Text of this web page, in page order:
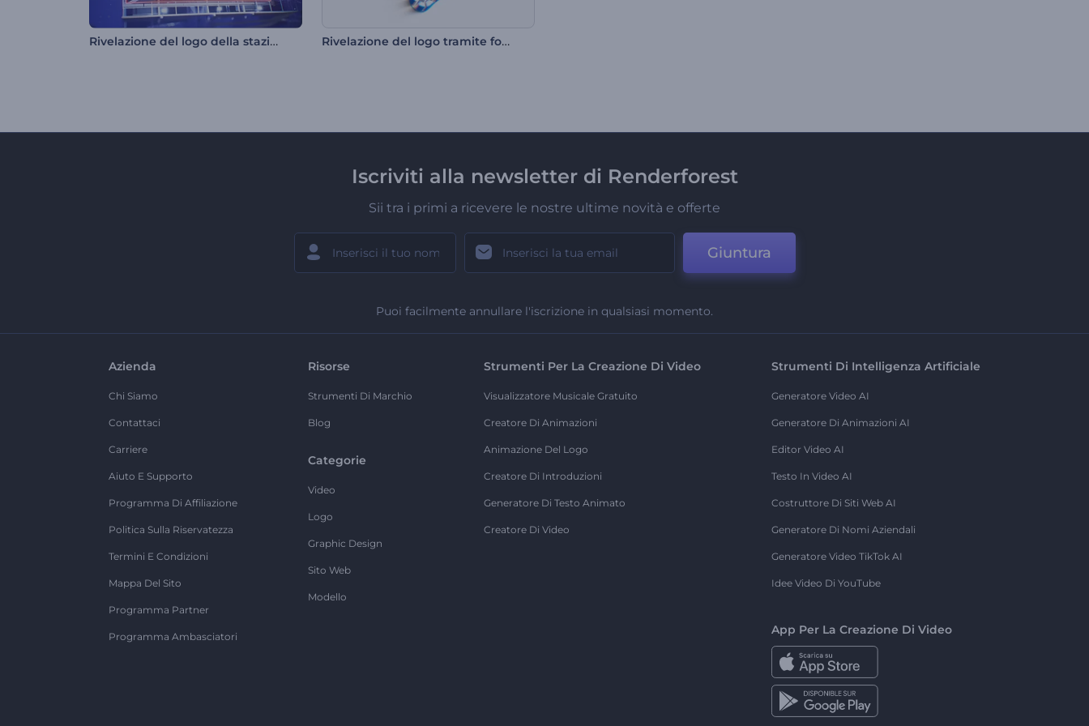
Rivelazione del logo della stazione radiofonica Rivelazione del logo tramite formatura pulita
Iscriviti alla newsletter di Renderforest
Sii tra i primi a ricevere le nostre ultime novità e offerte
Giuntura
Puoi facilmente annullare l'iscrizione in qualsiasi momento.
Azienda
Chi Siamo
Contattaci
Carriere
Aiuto E Supporto
Programma Di Affiliazione
Politica Sulla Riservatezza
Termini E Condizioni
Mappa Del Sito
Programma Partner
Programma Ambasciatori
Risorse
Strumenti Di Marchio
Blog
Categorie
Video
Logo
Graphic Design
Sito Web
Modello
Strumenti Per La Creazione Di Video
Visualizzatore Musicale Gratuito
Creatore Di Animazioni
Animazione Del Logo
Creatore Di Introduzioni
Generatore Di Testo Animato
Creatore Di Video
Strumenti Di Intelligenza Artificiale
Generatore Video AI
Generatore Di Animazioni AI
Editor Video AI
Testo In Video AI
Costruttore Di Siti Web AI
Generatore Di Nomi Aziendali
Generatore Video TikTok AI
Idee Video Di YouTube
App Per La Creazione Di Video